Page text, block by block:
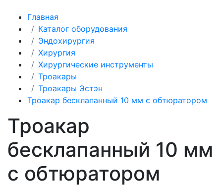
Главная
Каталог оборудования
Эндохирургия
Хирургия
Хирургические инструменты
Троакары
Троакары Эстэн
Троакар бесклапанный 10 мм с обтюратором
Троакар
бесклапанный 10 мм
с обтюратором